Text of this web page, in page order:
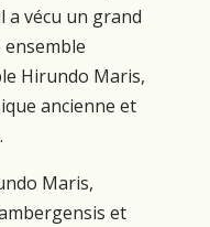
a vécu un grand
ensemble
Hirundo Maris,
ancienne et
Maris,
et